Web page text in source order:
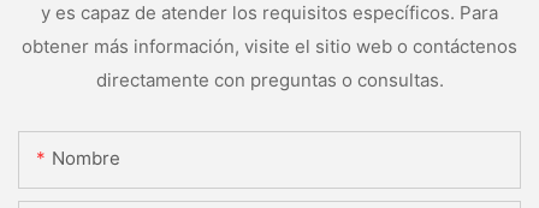
y es capaz de atender los requisitos específicos. Para
obtener más información, visite el sitio web o contáctenos
directamente con preguntas o consultas.
Nombre